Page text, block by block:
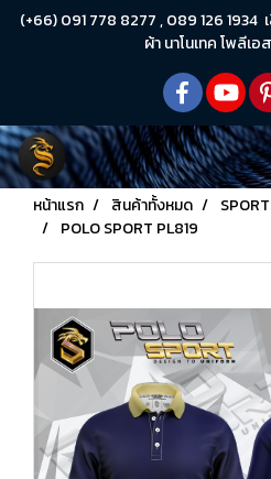
(+66) 091 778 8277 , 089 126 1934
ผ้า นาโนเทค โพลีเอ
หน้าแรก สินค้าทั้งหมด
POLO SPORT PL819